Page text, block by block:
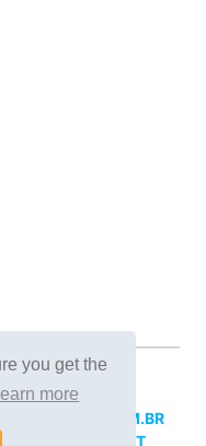
you get the
Learn more
DOCERI.COM.BR
DOCERO.NET